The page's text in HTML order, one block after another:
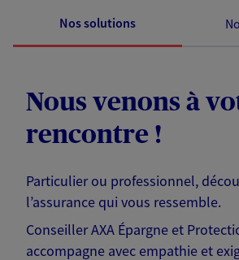
Nos solutions
Nous venons à
rencontre !
Particulier ou professionnel,
l’assurance qui vous ressemble.
Conseiller AXA Épargne et
accompagne avec empathie et